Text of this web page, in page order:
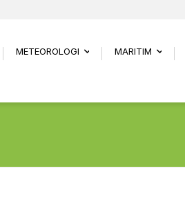
METEOROLOGI MARITIM